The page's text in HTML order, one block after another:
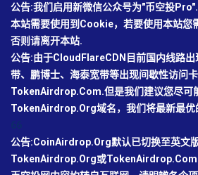
公告:我们启用新微信公众号为"币空投Pro".
本站需要使用到Cookie，若要使用本站您
否则请离开本站.
公告:由于CloudFlareCDN目前国内线路
带、鹏博士、海泰宽带等出现间歇性访问
TokenAirdrop.Com.但是我们建议您尽可
TokenAirdrop.Org域名，我们将最新最优
公告:CoinAirdrop.Org默认已切换至英文
TokenAirdrop.Org或TokenAirdrop.Com